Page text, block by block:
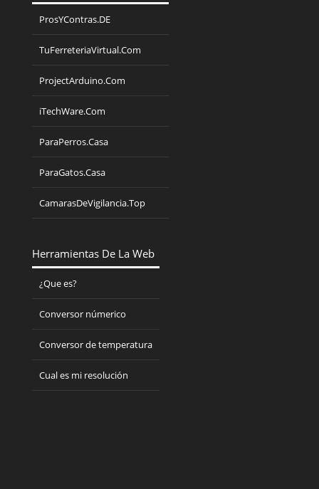
ProsYContras.DE
TuFerreteriaVirtual.Com
ProjectArduino.Com
iTechWare.Com
ParaPerros.Casa
ParaGatos.Casa
CamarasDeVigilancia.Top
Herramientas De La Web
¿Que es?
Conversor númerico
Conversor de temperatura
Cual es mi resolución